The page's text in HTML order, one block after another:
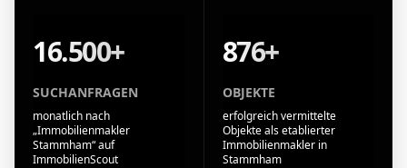
16.500+
SUCHANFRAGEN
monatlich nach
„Immobilienmakler
Stammham“ auf
ImmobilienScout
876+
OBJEKTE
erfolgreich vermittelte
Objekte als etablierter
Immobilienmakler in
Stammham